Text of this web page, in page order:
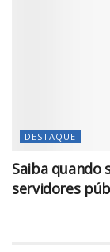
DESTAQUE
Saiba quando
servidores